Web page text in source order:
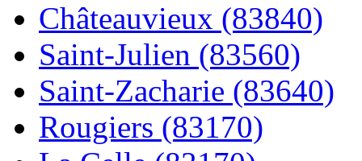
Châteauvieux (83840)
Saint-Julien (83560)
Saint-Zacharie (83640)
Rougiers (83170)